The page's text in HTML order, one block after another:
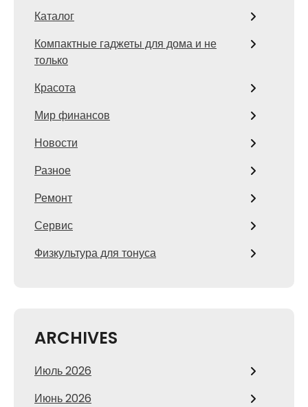
Каталог
Компактные гаджеты для дома и не
только
Красота
Мир финансов
Новости
Разное
Ремонт
Сервис
Физкультура для тонуса
ARCHIVES
Июль 2026
Июнь 2026